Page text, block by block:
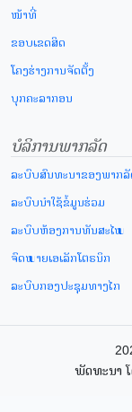
ໜ້າທີ່
ຂອບເຂດສິດ
ໂຄງຮ່າງການຈັດຕັ້ງ
ບຸກຄະລາກອນ
ບໍລິການພາກລັດ
ລະບົບສົນທະນາຂອງພາກ
ລະບົບນຳໃຊ້ຂໍ້ມູນຮ່ວມ
ລະບົບຫ້ອງການທັນສະໄໝ
ຈົດໝາຍເອເລັກໂຕຣນິກ
ລະບົບກອງປະຊຸມທາງໄກ
ພັດທະນາ